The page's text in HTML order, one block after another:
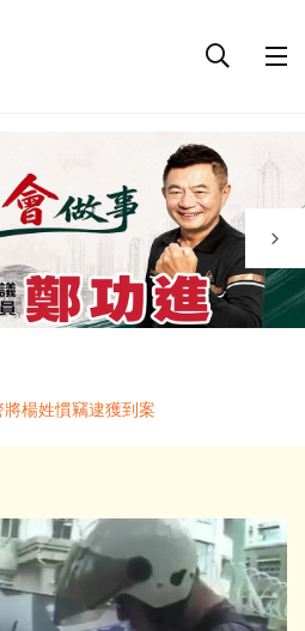
楊姓慣竊逮獲到案